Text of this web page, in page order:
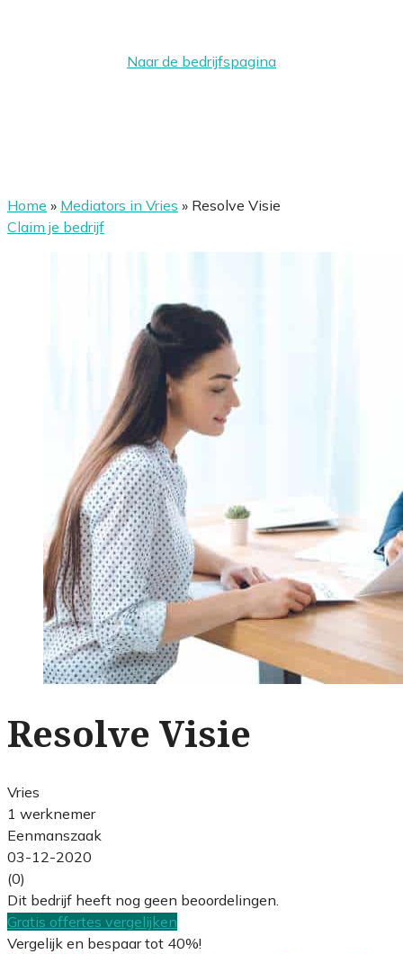
Naar de bedrijfspagina
Home » Mediators in Vries » Resolve Visie
Claim je bedrijf
Resolve Visie
Vries
1 werknemer
Eenmanszaak
03-12-2020
(0)
Dit bedrijf heeft nog geen beoordelingen.
Gratis offertes vergelijken
Vergelijk en bespaar tot 40%!